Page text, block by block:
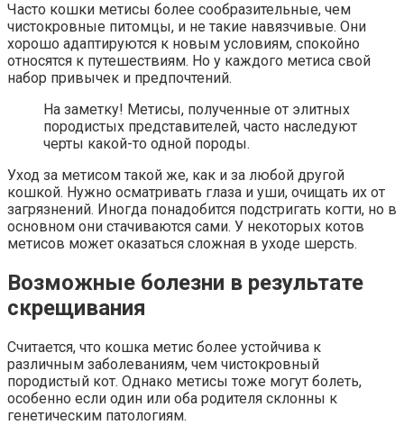
Часто кошки метисы более сообразительные, чем
чистокровные питомцы, и не такие навязчивые. Они
хорошо адаптируются к новым условиям, спокойно
относятся к путешествиям. Но у каждого метиса свой
набор привычек и предпочтений.
На заметку! Метисы, полученные от элитных
породистых представителей, часто наследуют
черты какой-то одной породы.
Уход за метисом такой же, как и за любой другой
кошкой. Нужно осматривать глаза и уши, очищать их от
загрязнений. Иногда понадобится подстригать когти, но в
основном они стачиваются сами. У некоторых котов
метисов может оказаться сложная в уходе шерсть.
Возможные болезни в результате
скрещивания
Считается, что кошка метис более устойчива к
различным заболеваниям, чем чистокровный
породистый кот. Однако метисы тоже могут болеть,
особенно если один или оба родителя склонны к
генетическим патологиям.